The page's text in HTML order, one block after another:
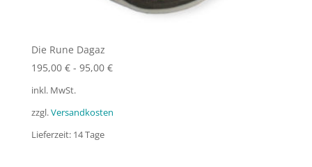
Die Rune Dagaz
195,00 €- 95,00 €
inkl. MwSt.
zzgl.Versandkosten
Lieferzeit: 14 Tage